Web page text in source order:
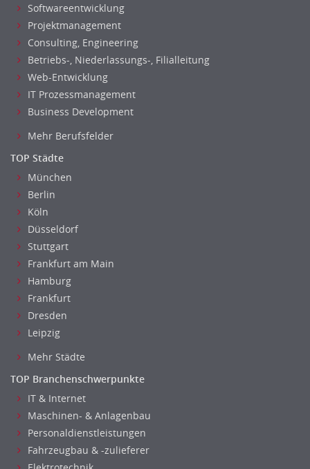
Angestellte, Beamte auf Bundesebene
Angestellte, Beamte auf Landes-, kommunaler Ebene
Angestellte, Beamte im auswärtigen Dienst
(Bundes-)Polizei, Justizvollzug
Bundeswehr, Wehrverwaltung
Feuerwehr
Steuerverwaltung, Finanzverwaltung
Ergotherapie
Gesundheits- und Kinderkrankenpflege
Gesundheits- und Krankenpflege
Hebamme, Entbindungshelfer
Heilerziehungspfleger
Logopädie
Pflegehelfer
Physiotherapie
Sanitätsdienst, ambulanter Dienst
Strahlentherapie
Außendienst
Immobilienmakler
Innendienst, Sachbearbeitung
Kundenservice
Softwareentwicklung
Projektmanagement
Consulting, Engineering
Betriebs-, Niederlassungs-, Filialleitung
Web-Entwicklung
IT Prozessmanagement
Business Development
Mehr Berufsfelder
TOP Städte
München
Berlin
Köln
Düsseldorf
Stuttgart
Frankfurt am Main
Hamburg
Frankfurt
Dresden
Leipzig
Mehr Städte
TOP Branchenschwerpunkte
IT & Internet
Maschinen- & Anlagenbau
Personaldienstleistungen
Fahrzeugbau & -zulieferer